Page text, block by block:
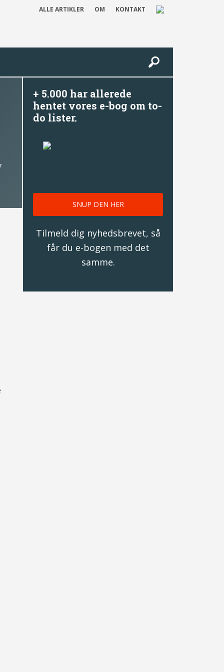
ALLE ARTIKLER OM KONTAKT
+ 5.000 har allerede
hentet vores e-bog om to-
do lister.
SNUP DEN HER
Tilmeld dig nyhedsbrevet, så
får du e-bogen med det
samme.